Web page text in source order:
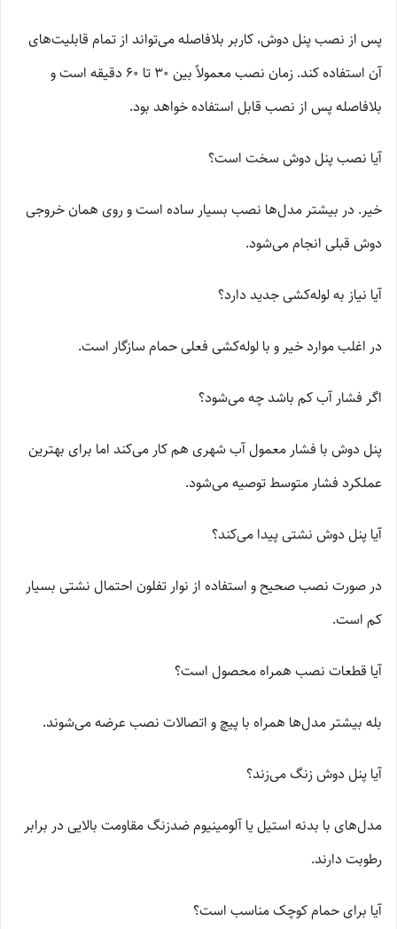
پس از نصب پنل دوش، کاربر بلافاصله می‌تواند از تمام قابلیت‌های
آن استفاده کند. زمان نصب معمولاً بین 30 تا 60 دقیقه است و
بلافاصله پس از نصب قابل استفاده خواهد بود.
آیا نصب پنل دوش سخت است؟
خیر. در بیشتر مدل‌ها نصب بسیار ساده است و روی همان خروجی
دوش قبلی انجام می‌شود.
آیا نیاز به لوله‌کشی جدید دارد؟
در اغلب موارد خیر و با لوله‌کشی فعلی حمام سازگار است.
اگر فشار آب کم باشد چه می‌شود؟
پنل دوش با فشار معمول آب شهری هم کار می‌کند اما برای بهترین
عملکرد فشار متوسط توصیه می‌شود.
آیا پنل دوش نشتی پیدا می‌کند؟
در صورت نصب صحیح و استفاده از نوار تفلون احتمال نشتی بسیار
کم است.
آیا قطعات نصب همراه محصول است؟
بله بیشتر مدل‌ها همراه با پیچ و اتصالات نصب عرضه می‌شوند.
آیا پنل دوش زنگ می‌زند؟
مدل‌های با بدنه استیل یا آلومینیوم ضدزنگ مقاومت بالایی در برابر
رطوبت دارند.
آیا برای حمام کوچک مناسب است؟